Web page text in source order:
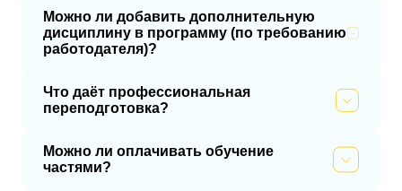
Можно ли добавить дополнительную
дисциплину в программу (по требованию
работодателя)?
Что даёт профессиональная
переподготовка?
Можно ли оплачивать обучение
частями?